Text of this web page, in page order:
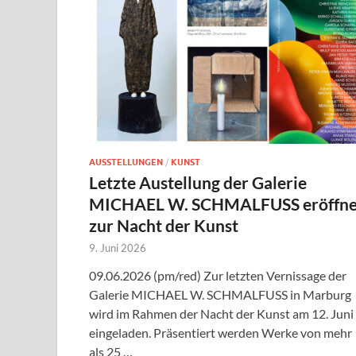
AUSSTELLUNGEN / KUNST
Letzte Austellung der Galerie
MICHAEL W. SCHMALFUSS
zur Nacht der Kunst
9. Juni 2026
09.06.2026 (pm/red) Zur letzten Vernissage der
Galerie MICHAEL W. SCHMALFUSS in Marburg
wird im Rahmen der Nacht der Kunst am 12. Juni
eingeladen. Präsentiert werden Werke von mehr
als 25 …